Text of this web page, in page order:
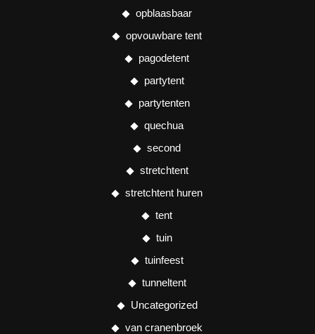
opblaasbaar
opvouwbare tent
pagodetent
partytent
partytenten
quechua
second
stretchtent
stretchtent huren
tent
tuin
tuinfeest
tunneltent
Uncategorized
van cranenbroek